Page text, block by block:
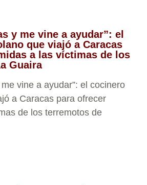
y me vine a ayudar”: el
que viajó a Caracas
a las víctimas de los
Guaira
vine a ayudar”: el cocinero
a Caracas para ofrecer
de los terremotos de